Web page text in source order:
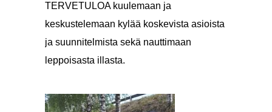
TERVETULOA kuulemaan ja
keskustelemaan kylää koskevista asioista
ja suunnitelmista sekä nauttimaan
leppoisasta illasta.